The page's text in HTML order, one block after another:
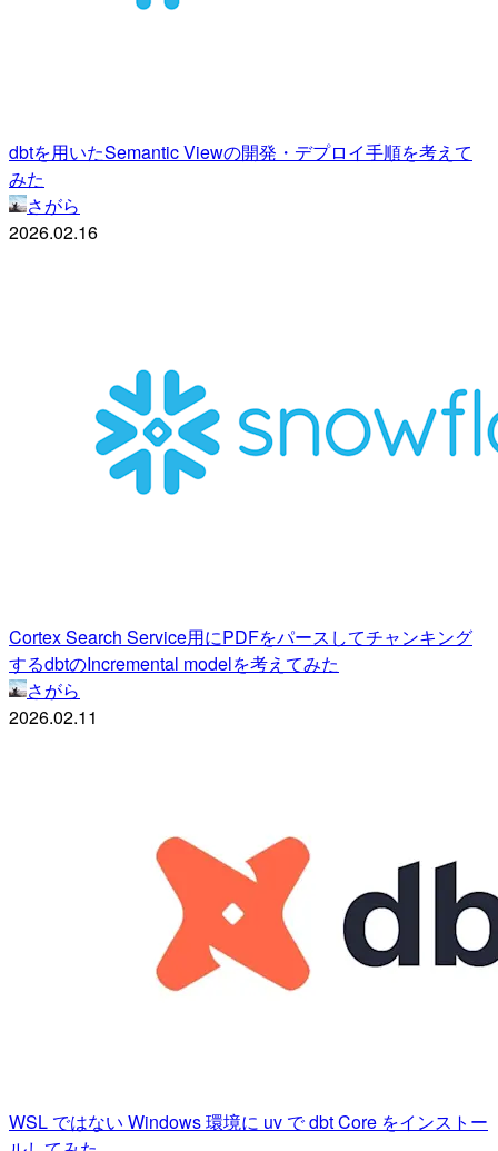
dbtを用いたSemantic Viewの開発・デプロイ手順を考えて
みた
さがら
2026.02.16
Cortex Search Service用にPDFをパースしてチャンキング
するdbtのIncremental modelを考えてみた
さがら
2026.02.11
WSL ではない Windows 環境に uv で dbt Core をインストー